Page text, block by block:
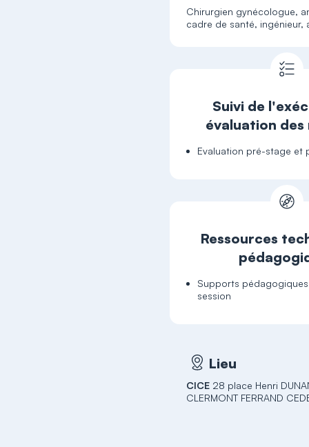
Chirurgien gynécologue,
cadre de santé, ingénieur,
Suivi de
évaluation
Evaluation pré-stage et
Ressources
Supports
session
Lieu
CICE 28 place Henri
CLERMONT FERRAND